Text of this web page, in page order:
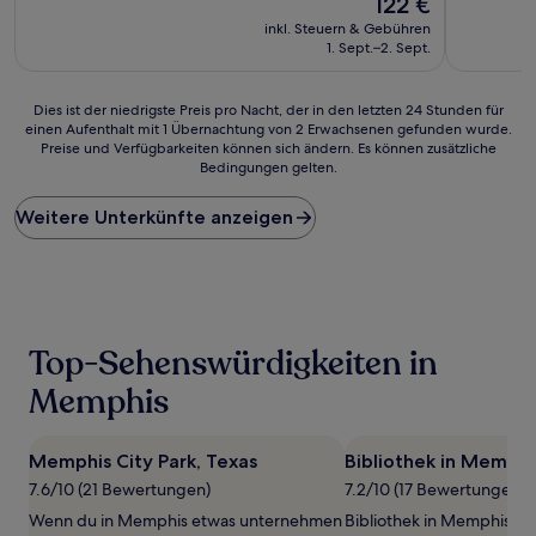
Preis
beträgt
inkl. Steuern & Gebühren
1. Sept.–2. Sept.
Dies
ist
Preis
pro
Nacht,
24 Stunden
einen
Aufenthalt
1 Übernachtung
2 Erwachsenen
gefunden
Dies ist der niedrigste Preis pro Nacht, der in den letzten 24 Stunden für
einen Aufenthalt mit 1 Übernachtung von 2 Erwachsenen gefunden wurde.
Preise und Verfügbarkeiten können sich ändern. Es können zusätzliche
Bedingungen gelten.
Weitere Unterkünfte anzeigen
Top-Sehenswürdigkeiten in
Memphis
Memphis City Park, Texas
7.6/10 (21 Bewertungen)
Wenn du in Memphis etwas unternehmen
Bibliothek in
7.2/10 (17 Bewertungen)
Bibliothek in Memphis